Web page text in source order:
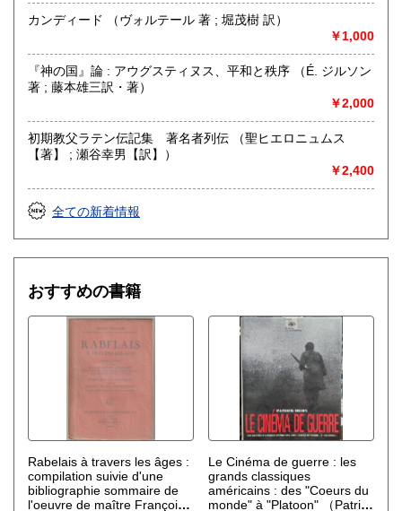
カンディード （ヴォルテール 著 ; 堀茂樹 訳）
￥1,000
『神の国』論 : アウグスティヌス、平和と秩序 （É. ジルソン
著 ; 藤本雄三訳・著）
￥2,000
初期教父ラテン伝記集 著名者列伝 （聖ヒエロニュムス
【著】 ; 瀬谷幸男【訳】）
￥2,400
全ての新着情報
おすすめの書籍
Rabelais à travers les âges :
compilation suivie d'une
bibliographie sommaire de
l'oeuvre de maître François,
Le Cinéma de guerre : les
grands classiques
américains : des "Coeurs du
monde" à "Platoon"
（Patrick